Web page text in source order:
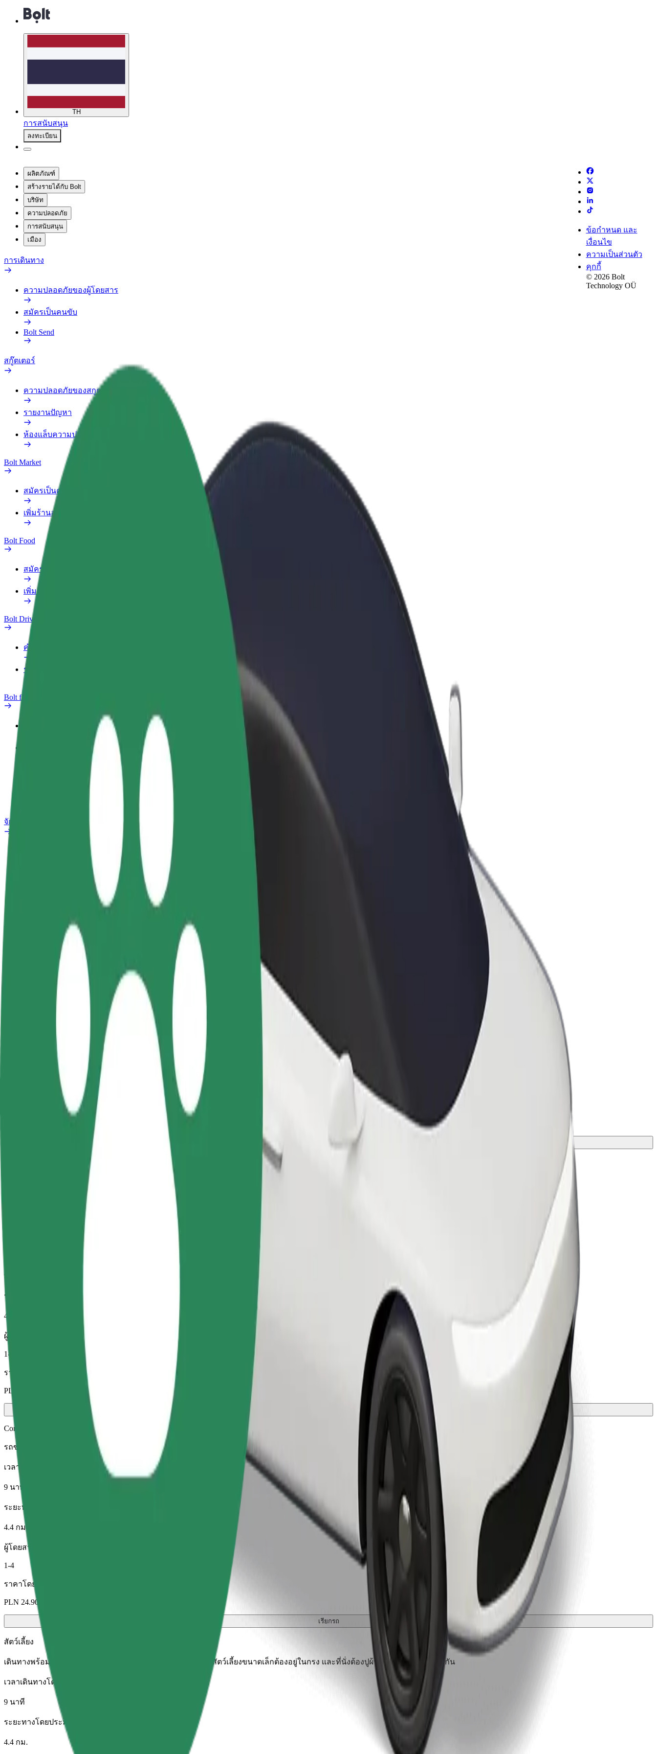
TH
การสนับสนุน
ลงทะเบียน
ผลิตภัณฑ์
สร้างรายได้กับ Bolt
บริษัท
ความปลอดภัย
การสนับสนุน
เมือง
การเดินทาง
ความปลอดภัยของผู้โดยสาร
สมัครเป็นคนขับ
Bolt Send
สกู๊ตเตอร์
ความปลอดภัยของสกูตเตอร์
รายงานปัญหา
ห้องแล็บความปลอดภัย
Bolt Market
สมัครเป็นคนส่งของ
เพิ่มร้านอาหารหรือร้านค้า
Bolt Food
สมัครเป็นคนส่งของ
เพิ่มร้านอาหารหรือร้านค้า
Bolt Drive
คำถามที่พบบ่อย
รายงานรถ
Bolt for Business
จักรยานไฟฟ้า
ห้องแล็บความปลอดภัย
Bolt Plus
สิทธิประโยชน์
วิธีเข้าร่วม
คำถามที่พบบ่อย
สมัครเป็นคนขับ
สร้างรายได้ในแบบ
สมัครเป็นคนส่งพัสดุ
ส่งอาหารและรับรายได้
ทุกสัปดาห์
เพิ่มร้านอาหารหรือร้านค้า
เพิ่มรายได้ด้วยการเข้าถึง
ลูกค้ามากขึ้น
ลงทะเบียนเป็นเจ้าของฟลีท
เพิ่มรายได้ด้วยการเพิ่มฟลีทของ
ผลิตภัณฑ์และบริการของ Bolt ที่มีการขยายขนาด
ข้อกำหนด และ
เงื่อนไข
ความเป็นส่วนตัว
คุกกี้
© 2026 Bolt
Technology OÜ
วิธีเดินทางจาก Upper Gate in the Old Town ไปยัง Auchan
กำลังมองหาวิธีที่ดีที่สุดในการเดินทางจาก Upper Gate in the Old Town ไปยัง Auchan อยู่ใช่ไหม มาดูบริการของเราและค้นหาเส้นทางที่ดีที่สุดสำหรับการเดินทางของคุณ
ดาวน์โหลดแอป
Upper Gate in the Old Town
ความสะดวกสบายอยู่แค่ปลายนิ้วสัมผัส!
การเดินทางที่เชื่อถือได้ กับรถขนาดกลางสำหรับทุกวัน
9 นาที
ระยะทางโดยประมาณ
4.4 กม.
ผู้โดยสาร
1-4
ราคาโดยประมาณ
PLN 17.90
Comfort
รถขนาดใหญ่ นั่งสบาย มีพื้นที่เก็บของมากขึ้น
เวลาเดินทางโดยประมาณ
9 นาที
ระยะทางโดยประมาณ
4.4 กม.
ผู้โดยสาร
1-4
ราคาโดยประมาณ
PLN 24.90
เรียกรถ
สัตว์เลี้ยง
เดินทางพร้อมสัตว์เลี้ยงของคุณ สุนัขต้องสวมตะกร้อครอบปาก สัตว์เลี้ยงขนาดเล็กต้องอยู่ในกรง และที่นั่งต้องปูผ้าห่มหรือแผ่นรองป้องกัน
เวลาเดินทางโดยประมาณ
9 นาที
ระยะทางโดยประมาณ
4.4 กม.